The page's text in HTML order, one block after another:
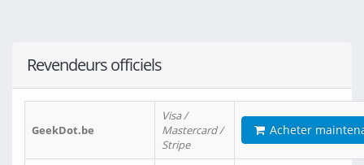
Revendeurs officiels
GeekDot.be
Visa /
Mastercard /
Stripe
Acheter